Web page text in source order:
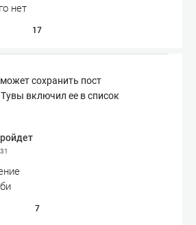
нет
17
сохранить пост
включил ее в список
7